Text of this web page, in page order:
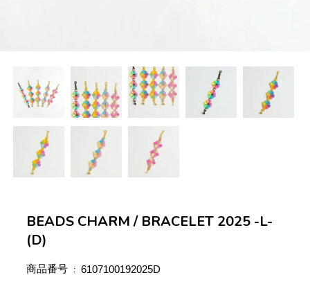
BEADS CHARM / BRACELET 2025 -L-
(D)
商品番号 6107100192025D